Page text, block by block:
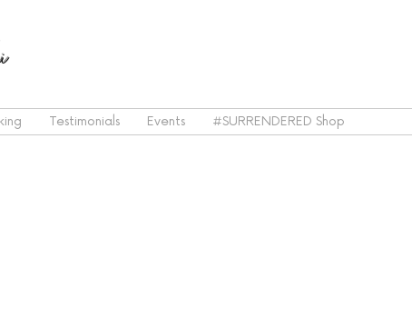
Testimonials Events #SURRENDERED Shop